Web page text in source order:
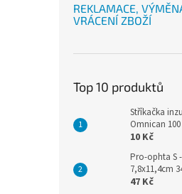
REKLAMACE,
VRÁCENÍ ZBOŽÍ
Top 10 produktů
Stříkačka
Omnican 100
10 Kč
Pro-ophta S
7,8x11,4cm
47 Kč